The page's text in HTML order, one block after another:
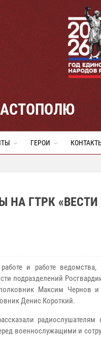
ГЕРОИ
НА ГТРК
и работе ведомства,
подразделений
Максим Чернов и
Денис Короткий.
радиослушателям
военнослужащими и